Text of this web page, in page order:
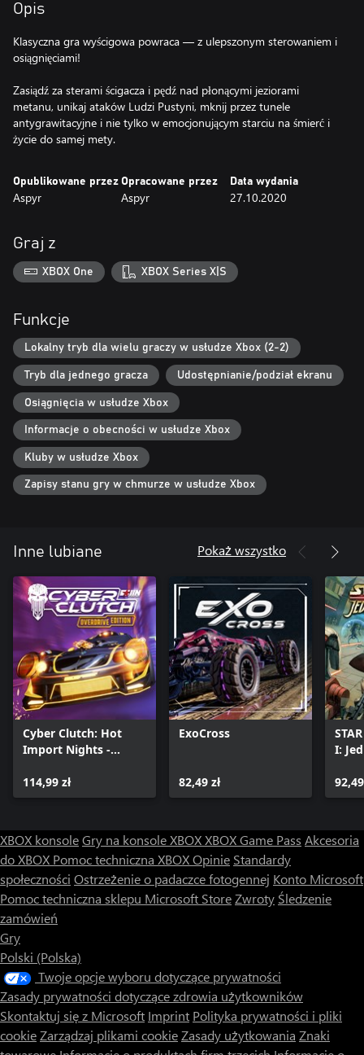
Opis
Klasyczna gra wyścigowa powraca — z ulepszonym sterowaniem i
osiągnięciami!
Zasiądź za sterami ścigacza i pędź nad płonącymi jeziorami
metanu, unikaj ataków Ludzi Pustyni, mknij przez tunele
antygrawitacyjne i nie tylko w emocjonującym starciu na śmierć i
życie do samej mety.
Opublikowane przez
Aspyr
Opracowane przez
Aspyr
Data wydania
27.10.2020
Graj z
XBOX One XBOX Series X|S
Funkcje
Lokalny tryb dla wielu graczy w usłudze Xbox (2-2)
Tryb dla jednego gracza Udostępnianie/podział ekranu
Osiągnięcia w usłudze Xbox
Informacje o obecności w usłudze Xbox
Kluby w usłudze Xbox
Zapisy stanu gry w chmurze w usłudze Xbox
Inne lubiane Pokaż wszystko
Cyber Clutch: Hot
Import Nights -
114,99 zł
ExoCross
82,49 zł
I:
XBOX konsoleGry na konsole XBOXXBOX Game Pass Akcesoria
do XBOX Pomoc techniczna XBOXOpinie Standardy
społeczności Ostrzeżenie o padaczce fotogennej Konto Microsoft
Pomoc techniczna sklepu Microsoft StoreZwroty Śledzenie
zamówień
Gry
Polski (Polska)
Twoje opcje wyboru dotyczące prywatności
Zasady prywatności dotyczące zdrowia użytkowników
Skontaktuj się z Microsoft Imprint Polityka prywatności i pliki
cookieZarządzaj plikami cookieZasady użytkowania Znaki